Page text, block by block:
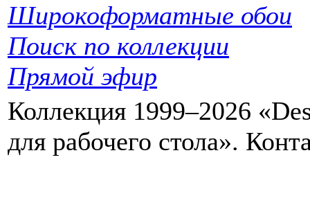
Широкоформатные обои
Поиск по коллекции
Прямой эфир
Коллекция 1999–2026
для рабочего стола».